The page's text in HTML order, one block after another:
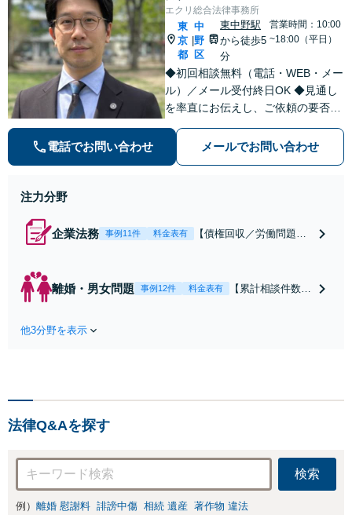
い交渉力で示談成立へ尽
力。少年事件／告訴・告
発の経験多数有り
エクリ総合法律事務所
東
京
都
中
野
区
東中野駅
から徒歩5
分
営業時間：10:00
~18:00（平日）
◆初回相談無料（電話・WEB・メー
ル）／メール受付終日OK ◆見通し
を率直にお伝えし、ご依頼の要否も
解決まで弁護士本人が一貫してスピ
ーディーに対応いたします。 ◆累計
電話でお問い合わせ メールでお問い合わせ
注力分野
企業法務 事例11件 料金表有
【債権回収／労働問題／
のトラブル・会社内のト
ラブルなど、事後の解決
離婚・男女問題 事例12件 料金表有
【累計相談件数20
様の話を丁寧にう
を正確に読み取り
ます。【東京都在
住以外の方も対
応】
他3分野を表示
法律Q&Aを探す
検索
例） 離婚 慰謝料 誹謗中傷 相続 遺産 著作物 違法